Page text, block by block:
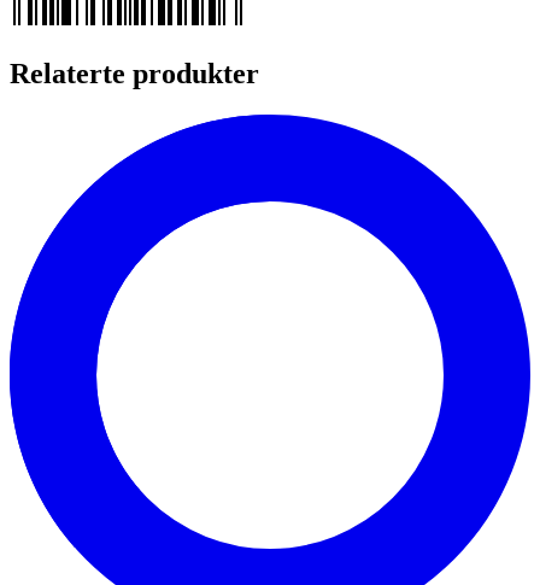
Relaterte produkter